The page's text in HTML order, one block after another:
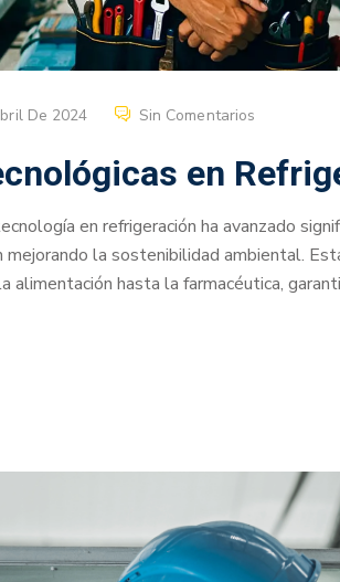
De 2024 Sin Comentarios
en
en refrigeración ha avanzado
la sostenibilidad ambiental.
alimentación hasta la farmacéutica,